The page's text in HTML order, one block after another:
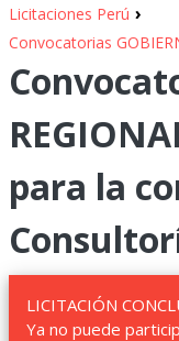
Licitaciones Perú ›
Convocatorias
para la
LICITACIÓN
Ya no puede